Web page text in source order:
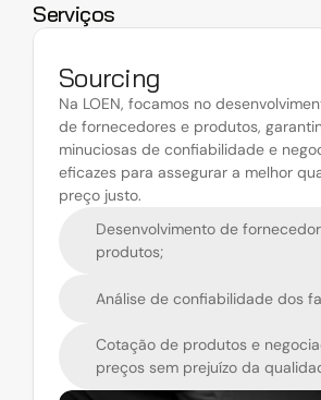
Serviços
Sourcing
Na LOEN, focamos no
de fornecedores e produtos,
minuciosas de confiabilidade e
eficazes para assegurar a melhor
preço justo.
Desenvolvimento de
produtos;
Análise de confiabilidade dos
Cotação de produtos e
preços sem prejuízo da